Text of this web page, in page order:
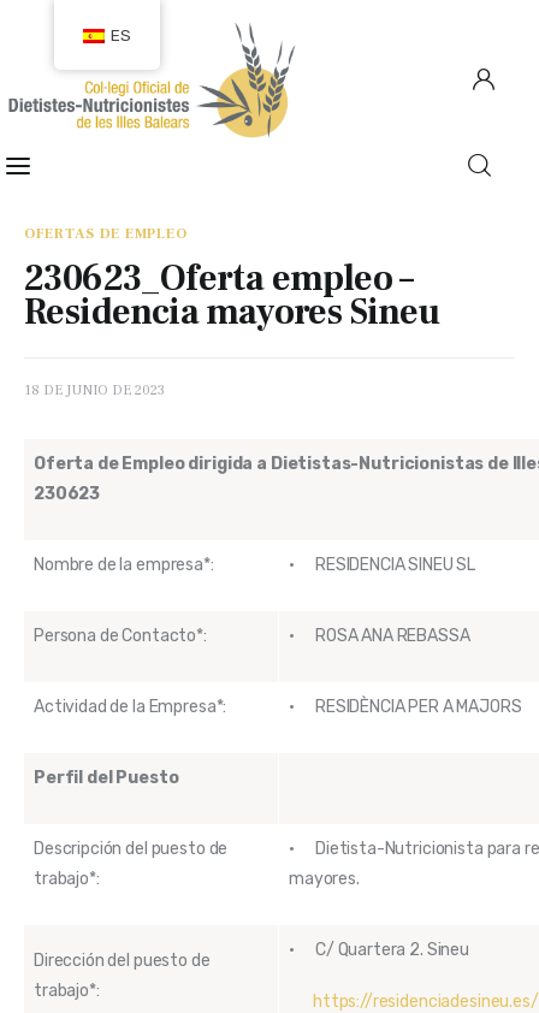
COLEGIADOS
EMPLEO
TRANSPARENCIA
OFERTAS DE EMPLEO
230623_Oferta empleo –
Residencia mayores Sineu
18 DE JUNIO DE 2023
Oferta de Empleo dirigida a Dietistas-Nutricionistas de
230623
Nombre de la empresa*: · RESIDENCIA SINEU SL
Persona de Contacto*: · ROSA ANA REBASSA
Actividad de la Empresa*: · RESIDÈNCIA PER A MAJORS
Perfil del Puesto
Descripción del puesto de
trabajo*:
· Dietista-Nutricionista para
mayores.
Dirección del puesto de
trabajo*:
· C/ Quartera 2. Sineu
https://residenciadesineu.es/
ES